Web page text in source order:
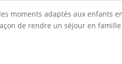
moments adaptés aux enfants
de rendre un séjour en